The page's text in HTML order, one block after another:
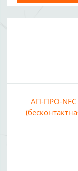
АП-ПРО-NFC